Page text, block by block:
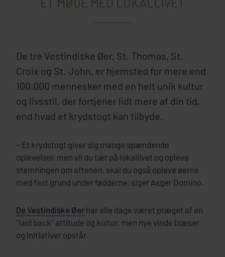
De tre Vestindiske Øer, St. Thomas, St.
Croix og St. John, er hjemsted for mere end
100.000 mennesker med en helt unik kultur
og livsstil, der fortjener lidt mere af din tid,
end hvad et krydstogt kan tilbyde.
– Et krydstogt giver dig mange spændende
oplevelser, men vil du tæt på lokallivet og opleve
stemningen om aftenen, skal du også opleve øerne
med fast grund under fødderne, siger Asger Domino.
De Vestindiske Øer har alle dage været præget af en
”laid back” attitude og kultur, men nye vinde blæser
og initiativer opstår.